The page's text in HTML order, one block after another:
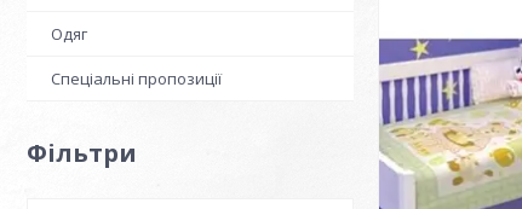
Одяг
Спеціальні пропозиції
Фільтри